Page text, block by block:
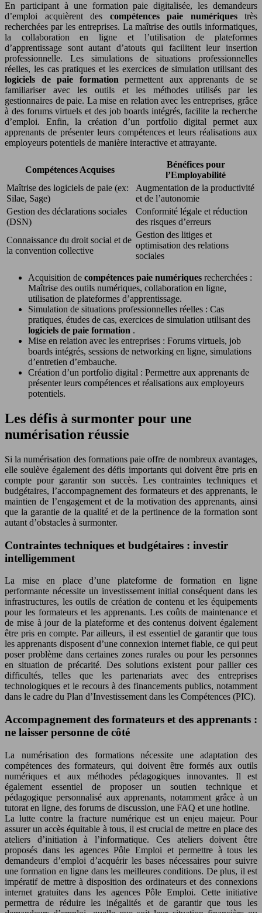
En participant à une formation paie digitalisée, les demandeurs
d’emploi acquièrent des compétences paie numériques très
recherchées par les entreprises. La maîtrise des outils informatiques,
la collaboration en ligne et l’utilisation de plateformes
d’apprentissage sont autant d’atouts qui facilitent leur insertion
professionnelle. Les simulations de situations professionnelles
réelles, les cas pratiques et les exercices de simulation utilisant des
logiciels de paie formation permettent aux apprenants de se
familiariser avec les outils et les méthodes utilisés par les
gestionnaires de paie. La mise en relation avec les entreprises, grâce
à des forums virtuels et des job boards intégrés, facilite la recherche
d’emploi. Enfin, la création d’un portfolio digital permet aux
apprenants de présenter leurs compétences et leurs réalisations aux
employeurs potentiels de manière interactive et attrayante.
Compétences Acquises
Bénéfices pour
l’Employabilité
Maîtrise des logiciels de paie (ex:
Silae, Sage)
Augmentation de la productivité
et de l’autonomie
Gestion des déclarations sociales
(DSN)
Conformité légale et réduction
des risques d’erreurs
Connaissance du droit social et de
la convention collective
Gestion des litiges et
optimisation des relations
sociales
Acquisition de compétences paie numériques recherchées :
Maîtrise des outils numériques, collaboration en ligne,
utilisation de plateformes d’apprentissage.
Simulation de situations professionnelles réelles : Cas
pratiques, études de cas, exercices de simulation utilisant des
logiciels de paie formation .
Mise en relation avec les entreprises : Forums virtuels, job
boards intégrés, sessions de networking en ligne, simulations
d’entretien d’embauche.
Création d’un portfolio digital : Permettre aux apprenants de
présenter leurs compétences et réalisations aux employeurs
potentiels.
Les défis à surmonter pour une
numérisation réussie
Si la numérisation des formations paie offre de nombreux avantages,
elle soulève également des défis importants qui doivent être pris en
compte pour garantir son succès. Les contraintes techniques et
budgétaires, l’accompagnement des formateurs et des apprenants, le
maintien de l’engagement et de la motivation des apprenants, ainsi
que la garantie de la qualité et de la pertinence de la formation sont
autant d’obstacles à surmonter.
Contraintes techniques et budgétaires : investir
intelligemment
La mise en place d’une plateforme de formation en ligne
performante nécessite un investissement initial conséquent dans les
infrastructures, les outils de création de contenu et les équipements
pour les formateurs et les apprenants. Les coûts de maintenance et
de mise à jour de la plateforme et des contenus doivent également
être pris en compte. Par ailleurs, il est essentiel de garantir que tous
les apprenants disposent d’une connexion internet fiable, ce qui peut
poser problème dans certaines zones rurales ou pour les personnes
en situation de précarité. Des solutions existent pour pallier ces
difficultés, telles que les partenariats avec des entreprises
technologiques et le recours à des financements publics, notamment
dans le cadre du Plan d’Investissement dans les Compétences (PIC).
Accompagnement des formateurs et des apprenants :
ne laisser personne de côté
La numérisation des formations nécessite une adaptation des
compétences des formateurs, qui doivent être formés aux outils
numériques et aux méthodes pédagogiques innovantes. Il est
également essentiel de proposer un soutien technique et
pédagogique personnalisé aux apprenants, notamment grâce à un
tutorat en ligne, des forums de discussion, une FAQ et une hotline.
La lutte contre la fracture numérique est un enjeu majeur. Pour
assurer un accès équitable à tous, il est crucial de mettre en place des
ateliers d’initiation à l’informatique. Ces ateliers doivent être
proposés dans les agences Pôle Emploi et permettre à tous les
demandeurs d’emploi d’acquérir les bases nécessaires pour suivre
une formation en ligne dans les meilleures conditions. De plus, il est
impératif de mettre à disposition des ordinateurs et des connexions
internet gratuites dans les agences Pôle Emploi. Cette initiative
permettra de réduire les inégalités et de garantir que tous les